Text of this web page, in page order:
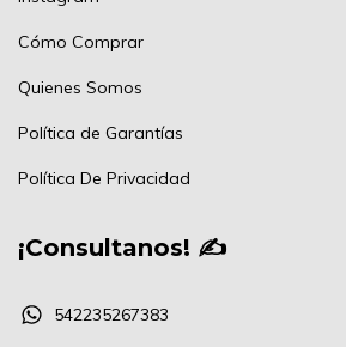
Cómo Comprar
Quienes Somos
Política de Garantías
Política De Privacidad
¡Consultanos! ✍
542235267383